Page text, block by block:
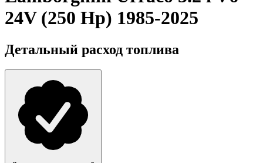
24V (250 Hp) 1985-2025
Детальный расход топлива